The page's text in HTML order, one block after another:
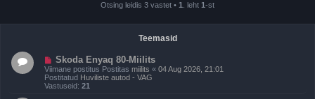
Otsing leidis 3 vastet • 1 . leht 1-st
Teemasid
U
u
s
p
o
Skoda Enyaq 80-Miilits
Viimane postitus Postitas miilits « 04 Aug 2026, 21:01
Postitatud Huviliste autod - VAG
Vastuseid: 21